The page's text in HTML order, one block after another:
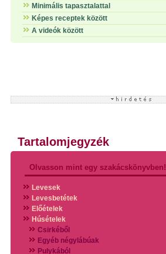
Minimális tapasztalattal
Képes receptek között
A videók között
Tartalomjegyzék
Olvasson mint egy szakácskönyvben!
Levesek
Levesbetétek
Előételek
Húsételek
Csirkéből
Egyéb négylábúak
Pulykából